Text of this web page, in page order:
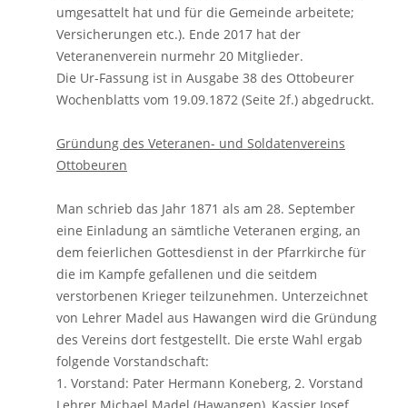
umgesattelt hat und für die Gemeinde arbeitete;
Versicherungen etc.). Ende 2017 hat der
Veteranenverein nurmehr 20 Mitglieder.
Die Ur-Fassung ist in Ausgabe 38 des Ottobeurer
Wochenblatts vom 19.09.1872 (Seite 2f.) abgedruckt.
Gründung des Veteranen- und Soldatenvereins
Ottobeuren
Man schrieb das Jahr 1871 als am 28. September
eine Einladung an sämtliche Veteranen erging, an
dem feierlichen Gottesdienst in der Pfarrkirche für
die im Kampfe gefallenen und die seitdem
verstorbenen Krieger teilzunehmen. Unterzeichnet
von Lehrer Madel aus Hawangen wird die Gründung
des Vereins dort festgestellt. Die erste Wahl ergab
folgende Vorstandschaft:
1. Vorstand: Pater Hermann Koneberg, 2. Vorstand